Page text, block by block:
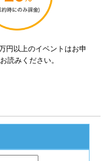
円以上のイベントはお申
読みください。